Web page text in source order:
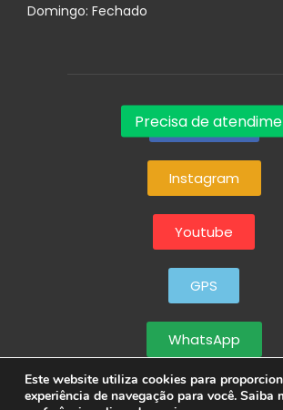
Domingo: Fechado
Facebook
Instagram
Youtube
GPS
WhatsApp
Este website utiliza cookies para
experiência de navegação para você. Saiba